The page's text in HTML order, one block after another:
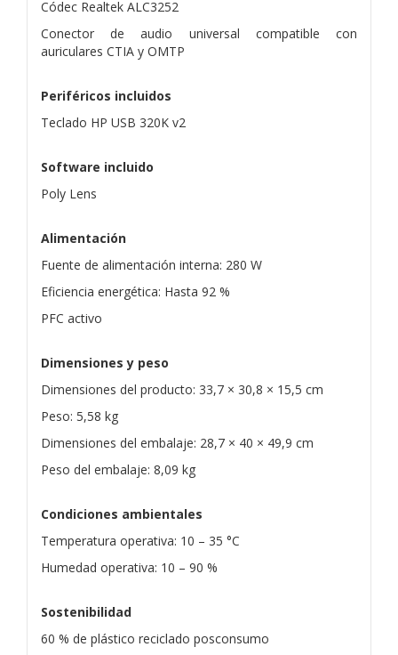
Códec Realtek ALC3252
Conector de audio universal compatible con
auriculares CTIA y OMTP
Periféricos incluidos
Teclado HP USB 320K v2
Software incluido
Poly Lens
Alimentación
Fuente de alimentación interna: 280 W
Eficiencia energética: Hasta 92 %
PFC activo
Dimensiones y peso
Dimensiones del producto: 33,7 × 30,8 × 15,5 cm
Peso: 5,58 kg
Dimensiones del embalaje: 28,7 × 40 × 49,9 cm
Peso del embalaje: 8,09 kg
Condiciones ambientales
Temperatura operativa: 10 – 35 °C
Humedad operativa: 10 – 90 %
Sostenibilidad
60 % de plástico reciclado posconsumo